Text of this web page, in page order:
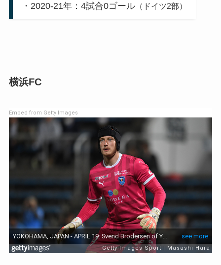
・2020-21年：4試合0ゴール（ドイツ2部）
横浜FC
Embed from Getty Images